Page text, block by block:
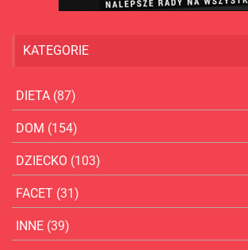
KATEGORIE
DIETA (87)
DOM (154)
DZIECKO (103)
FACET (31)
INNE (39)